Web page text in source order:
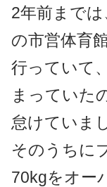
2年前まで
の市営体育
行っていて
まっていた
怠けていま
そのうちに
70kgをオー